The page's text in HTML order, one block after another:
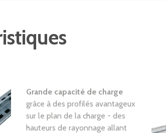
Grande capacité de charge
grâce à des profilés avantageux
sur le plan de la charge - des
hauteurs de rayonnage allant